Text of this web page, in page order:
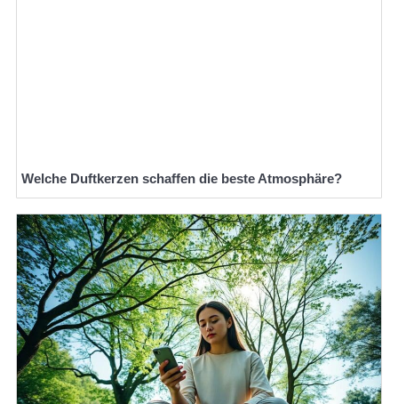
Welche Duftkerzen schaffen die beste Atmosphäre?